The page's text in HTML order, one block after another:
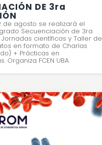
DE 3ra
de agosto se realizará el
Secuenciación de 3ra
científicas y Taller de
en formato de Charlas
+ Prácticas en
Organiza FCEN UBA.